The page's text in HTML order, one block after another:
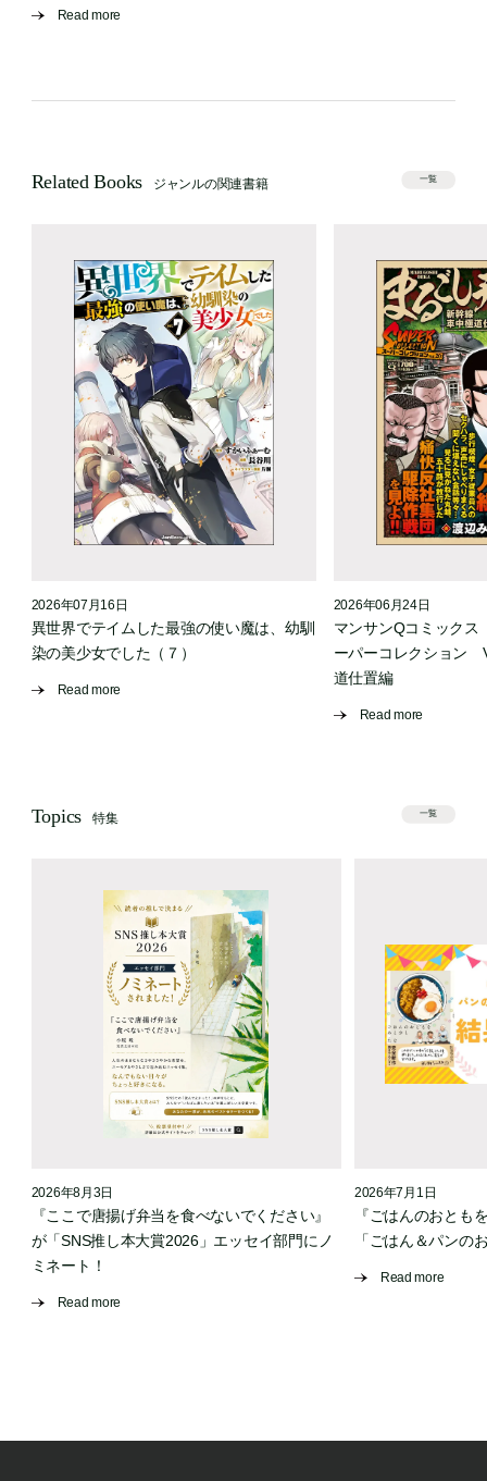
Read more
Related Books ジャンルの関連書籍 一覧
2026年07月16日
異世界でテイムした最強の使い魔は、幼馴
染の美少女でした（７）
Read more
2026年06月24日
マンサンQコミック
ーパーコレクション
道仕置編
Read more
Topics 特集 一覧
2026年8月3日
『ここで唐揚げ弁当を食べないでください』
が「SNS推し本大賞2026」エッセイ部門にノ
ミネート！
Read more
2026年7月1日
『ごはんのおとも
「ごはん＆パンの
Read more